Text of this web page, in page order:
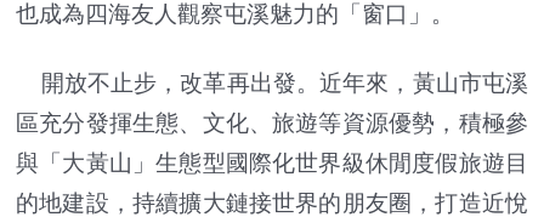
也成為四海友人觀察屯溪魅力的「窗口」。
開放不止步，改革再出發。近年來，黃山市屯溪
區充分發揮生態、文化、旅遊等資源優勢，積極參
與「大黃山」生態型國際化世界級休閒度假旅遊目
的地建設，持續擴大鏈接世界的朋友圈，打造近悅